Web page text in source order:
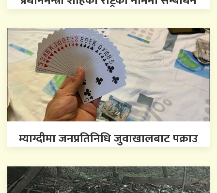
म्याग्दीमा जनप्रतिनिधि जुवाखालबाट पक्राउ